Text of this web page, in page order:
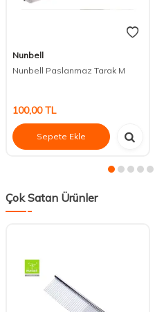
Nunbell
Nunbell Paslanmaz Tarak M
100,00TL
Sepete Ekle
Çok Satan Ürünler